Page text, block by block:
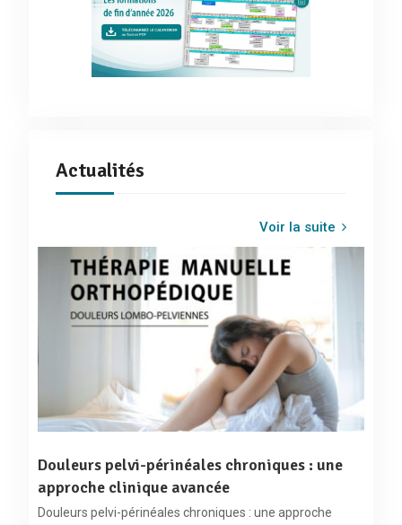
Actualités
Voir la suite
Douleurs pelvi-périnéales chroniques : une
approche clinique avancée
Douleurs pelvi-périnéales chroniques : une approche